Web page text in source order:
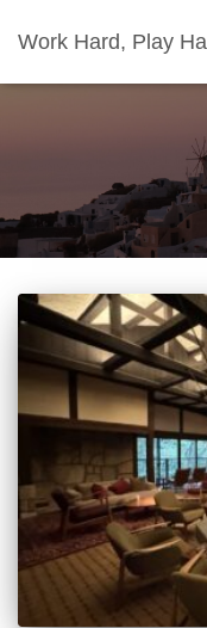
Work Hard, Play